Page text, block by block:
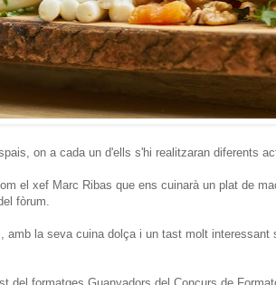
on a cada un d'ells s'hi realitzaran diferents
el xef Marc Ribas que ens cuinarà un plat de
fòrum.
amb la seva cuina dolça i un tast molt